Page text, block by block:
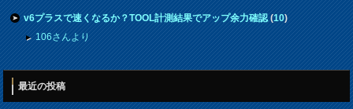
v6プラスで速くなるか？TOOL計測結果でアップ余力確認(10)
106さんより
最近の投稿